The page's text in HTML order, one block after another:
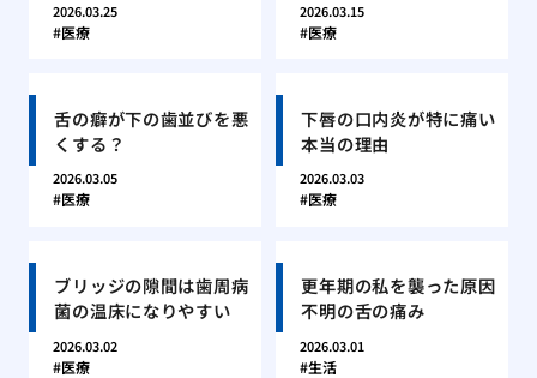
2026.03.25
医療
2026.03.15
医療
舌の癖が下の歯並びを悪
くする？
2026.03.05
医療
下唇の口内炎が特に痛い
本当の理由
2026.03.03
医療
ブリッジの隙間は歯周病
菌の温床になりやすい
2026.03.02
医療
更年期の私を襲った原因
不明の舌の痛み
2026.03.01
生活